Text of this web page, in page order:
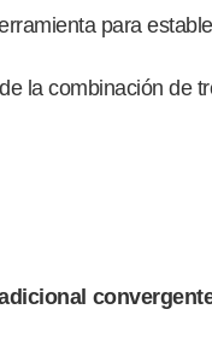
para
la combinación de